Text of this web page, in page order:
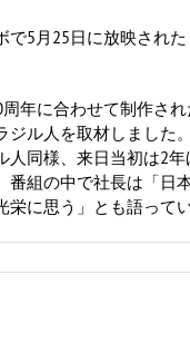
5月25日に放映され
年に合わせて制作さ
ジル人を取材しました
人同様、来日当初は2
番組の中で社長は「日
に思う」とも語ってい